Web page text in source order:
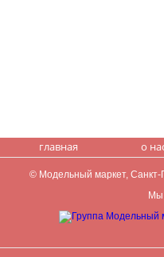
главная о
© Модельный маркет, Санкт-
Мы